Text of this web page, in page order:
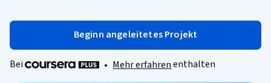
Beginn angeleitetes Projekt
Bei • Mehr erfahrenenthalten